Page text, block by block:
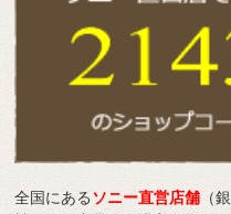
全国にあるソニー直営店舗 （